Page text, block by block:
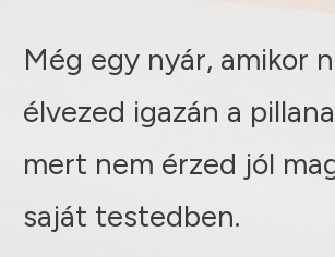
Még egy nyár, amikor
élvezed igazán a
mert nem érzed jól
saját testedben.